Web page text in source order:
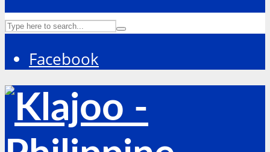
Facebook